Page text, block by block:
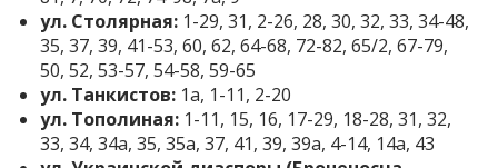
ул. Столярная: 1-29, 31, 2-26, 28, 30, 32, 33, 34-48,
35, 37, 39, 41-53, 60, 62, 64-68, 72-82, 65/2, 67-79,
50, 52, 53-57, 54-58, 59-65
ул. Танкистов: 1а, 1-11, 2-20
ул. Тополиная: 1-11, 15, 16, 17-29, 18-28, 31, 32,
33, 34, 34а, 35, 35а, 37, 41, 39, 39а, 4-14, 14а, 43